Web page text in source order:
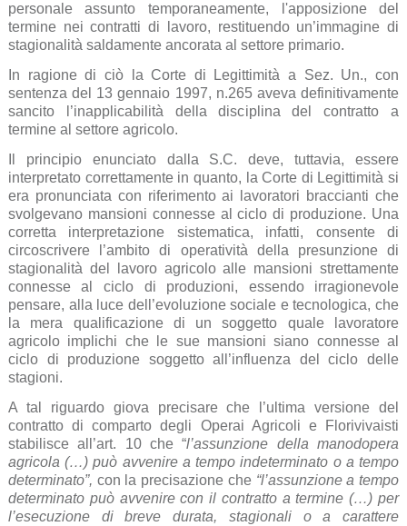
personale assunto temporaneamente, l'apposizione del
termine nei contratti di lavoro, restituendo un’immagine di
stagionalità saldamente ancorata al settore primario.
In ragione di ciò la Corte di Legittimità a Sez. Un., con
sentenza del 13 gennaio 1997, n.265 aveva definitivamente
sancito l’inapplicabilità della disciplina del contratto a
termine al settore agricolo.
Il principio enunciato dalla S.C. deve, tuttavia, essere
interpretato correttamente in quanto, la Corte di Legittimità si
era pronunciata con riferimento ai lavoratori braccianti che
svolgevano mansioni connesse al ciclo di produzione. Una
corretta interpretazione sistematica, infatti, consente di
circoscrivere l’ambito di operatività della presunzione di
stagionalità del lavoro agricolo alle mansioni strettamente
connesse al ciclo di produzioni, essendo irragionevole
pensare, alla luce dell’evoluzione sociale e tecnologica, che
la mera qualificazione di un soggetto quale lavoratore
agricolo implichi che le sue mansioni siano connesse al
ciclo di produzione soggetto all’influenza del ciclo delle
stagioni.
A tal riguardo giova precisare che l’ultima versione del
contratto di comparto degli Operai Agricoli e Florivivaisti
stabilisce all’art. 10 che “l’assunzione della manodopera
agricola (…) può avvenire a tempo indeterminato o a tempo
determinato”, con la precisazione che“l’assunzione a tempo
determinato può avvenire con il contratto a termine (…) per
l’esecuzione di breve durata, stagionali o a carattere